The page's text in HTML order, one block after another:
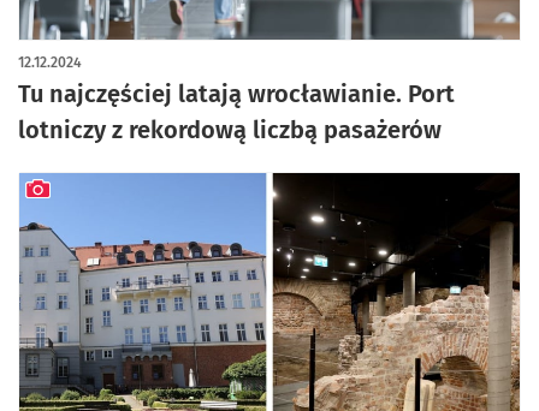
Tu najczęściej latają wrocławianie. Port
lotniczy z rekordową liczbą pasażerów
12.12.2024